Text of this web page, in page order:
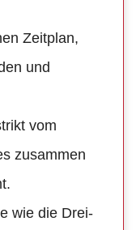
Zeitplan,
und
vom
zusammen
wie die Drei-